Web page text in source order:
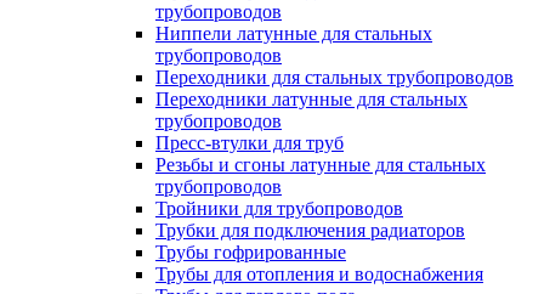
трубопроводов
Ниппели латунные для стальных
трубопроводов
Переходники для стальных трубопроводов
Переходники латунные для стальных
трубопроводов
Пресс-втулки для труб
Резьбы и сгоны латунные для стальных
трубопроводов
Тройники для трубопроводов
Трубки для подключения радиаторов
Трубы гофрированные
Трубы для отопления и водоснабжения